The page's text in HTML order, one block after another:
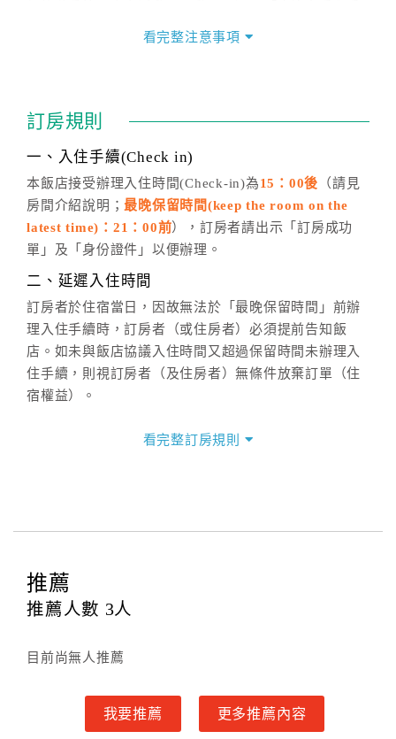
價」之當日價格為標準。
話方式異動訂單。
※非客服時間之申辦異動，皆為次日計算及辦理。
五、客服時間
週一至週日，上午9:00～晚上6:00
六、聯絡方式
(07)9682715 。
看完整注意事項
訂房規則
一、入住手續(Check in)
本飯店接受辦理入住時間(Check-in)為15：00後 （請見
房間介紹說明；最晚保留時間(keep the room on the
latest time)：21：00前），訂房者請出示「訂房成功
單」及「身份證件」以便辦理。
二、延遲入住時間
訂房者於住宿當日，因故無法於「最晚保留時間」前辦
理入住手續時，訂房者（或住房者）必須提前告知飯
店。如未與飯店協議入住時間又超過保留時間未辦理入
住手續，則視訂房者（及住房者）無條件放棄訂單（住
宿權益）。
四、訂單異動
提出申辦不得異動訂單。
每筆訂單異動限定
辦理取消退款。
房者應補足差額。（限原訂飯店）
房者不得要求退其差額。（限原訂飯店）
看完整訂房規則
推薦
推薦人數 3人
目前尚無人推薦
我要推薦 更多推薦內容